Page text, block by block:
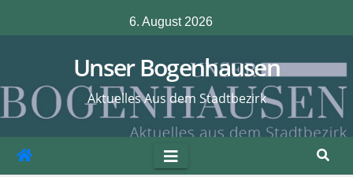
Inhalt
6. August 2026
Unser Bogenhausen
Aktuelles Aus dem Stadtbezirk